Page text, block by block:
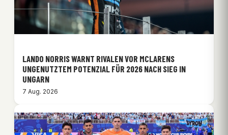
LANDO NORRIS WARNT RIVALEN VOR MCLARENS
UNGENUTZTEM POTENZIAL FÜR 2026 NACH SIEG IN
UNGARN
7 Aug. 2026